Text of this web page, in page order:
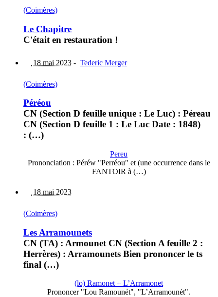
(Coimères)
Le Chapitre
C'était en restauration !
18 mai 2023 - Tederic Merger
(Coimères)
Péréou
CN (Section D feuille unique : Le Luc) : Péreau
CN (Section D feuille 1 : Le Luc Date : 1848)
: (…)
Pereu
Prononciation : Péréw "Perréou" et (une occurrence dans le
FANTOIR à (…)
18 mai 2023
(Coimères)
Les Arramounets
CN (TA) : Armounet CN (Section A feuille 2 :
Herrères) : Arramounets Bien prononcer le ts
final (…)
(lo) Ramonet + L’Arramonet
Prononcer "Lou Ramounét", "L’Arramounét".